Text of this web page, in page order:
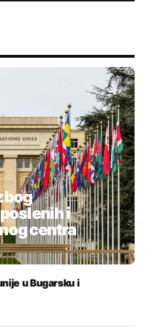
i
centra
u Bugarsku i